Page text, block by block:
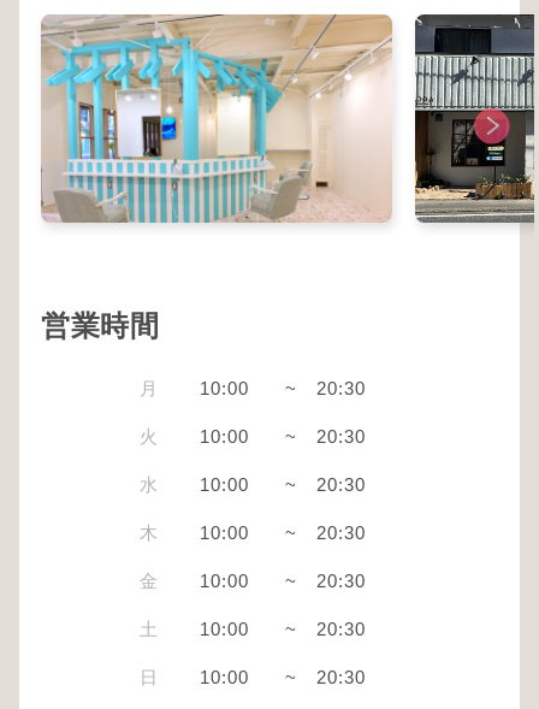
営業時間
月 10:00 ~ 20:30
火 10:00 ~ 20:30
水 10:00 ~ 20:30
木 10:00 ~ 20:30
金 10:00 ~ 20:30
土 10:00 ~ 20:30
日 10:00 ~ 20:30